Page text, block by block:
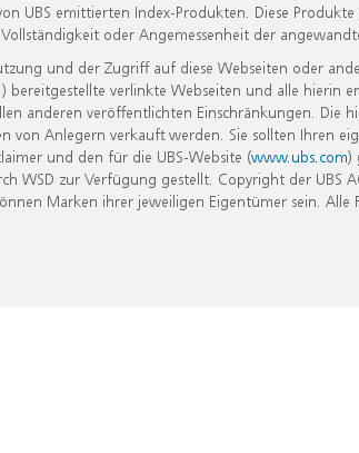
UBS emittierten Index-Produkten. Diese
oder Angemessenheit der
und der Zugriff auf diese Webseiten oder
verlinkte Webseiten und alle hierin
anderen veröffentlichten Einschränkungen. Die
Anlegern verkauft werden. Sie sollten Ihren
und den für die UBS-Website (www.ubs.com)
zur Verfügung gestellt. Copyright der UBS
Marken ihrer jeweiligen Eigentümer sein. Alle